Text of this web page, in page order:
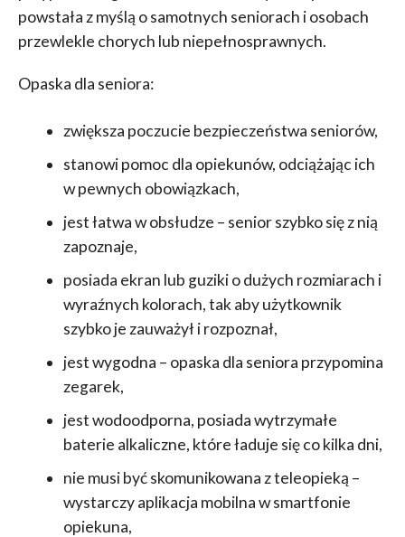
powstała z myślą o samotnych seniorach i osobach
przewlekle chorych lub niepełnosprawnych.
Opaska dla seniora:
zwiększa poczucie bezpieczeństwa seniorów,
stanowi pomoc dla opiekunów, odciążając ich
w pewnych obowiązkach,
jest łatwa w obsłudze – senior szybko się z nią
zapoznaje,
posiada ekran lub guziki o dużych rozmiarach i
wyraźnych kolorach, tak aby użytkownik
szybko je zauważył i rozpoznał,
jest wygodna – opaska dla seniora przypomina
zegarek,
jest wodoodporna, posiada wytrzymałe
baterie alkaliczne, które ładuje się co kilka dni,
nie musi być skomunikowana z teleopieką –
wystarczy aplikacja mobilna w smartfonie
opiekuna,